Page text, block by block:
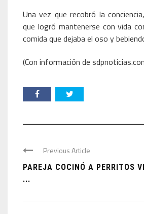
Una vez que recobró la
que logró mantenerse con vida
comida que dejaba el oso y
(Con información de
Previous Article
PAREJA COCINÓ A PERRITOS
...